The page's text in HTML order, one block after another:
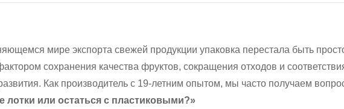
мире экспорта свежей продукции упаковка перестала быть
сохранения качества фруктов, сокращения отходов и
Как производитель с 19-летним опытом, мы часто получаем
лотки или остаться с пластиковыми?»